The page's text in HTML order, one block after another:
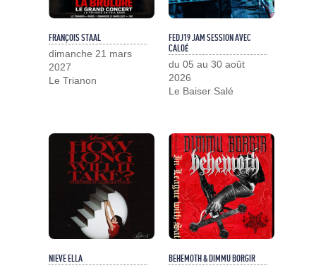
FRANÇOIS STAAL
dimanche 21 mars
2027
Le Trianon
FEDJ19 JAM SESSION AVEC
CALOÉ
du 05 au 30 août
2026
Le Baiser Salé
NIEVE ELLA
BEHEMOTH & DIMMU BORGIR